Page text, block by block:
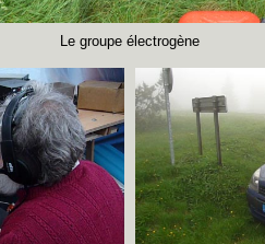
Le groupe électrogène